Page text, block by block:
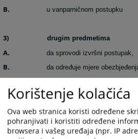
B. u vanparničnom postupku
3) drugim predmetima
A. da sprovodi izvršni postupak,
B. da određuje mjere
D. da pruža pravnu pomoć
E. da vrši druge poslove
Korištenje kolačića
Ova web stranica koristi određene
pohranjivati i koristiti određene
browsera i vašeg uređaja (npr. IP